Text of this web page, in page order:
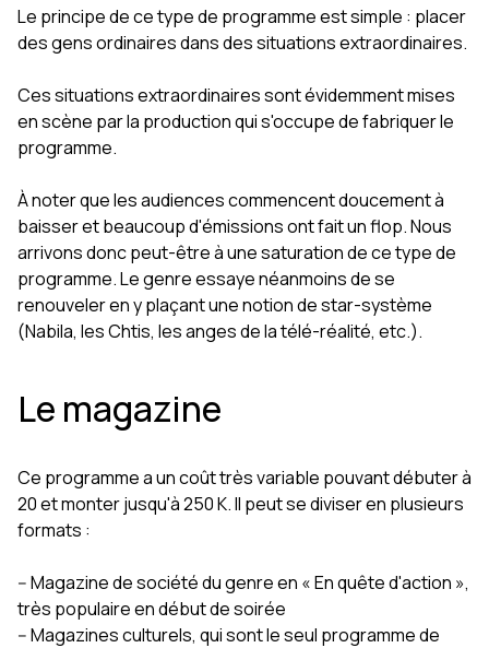
Le principe de ce type de programme est simple : placer
des gens ordinaires dans des situations extraordinaires.
Ces situations extraordinaires sont évidemment mises
en scène par la production qui s'occupe de fabriquer le
programme.
À noter que les audiences commencent doucement à
baisser et beaucoup d'émissions ont fait un flop. Nous
arrivons donc peut-être à une saturation de ce type de
programme. Le genre essaye néanmoins de se
renouveler en y plaçant une notion de star-système
(Nabila, les Chtis, les anges de la télé-réalité, etc.).
Le magazine
Ce programme a un coût très variable pouvant débuter à
20 et monter jusqu'à 250 K. Il peut se diviser en plusieurs
formats :
-- Magazine de société du genre en « En quête d'action »,
très populaire en début de soirée
-- Magazines culturels, qui sont le seul programme de